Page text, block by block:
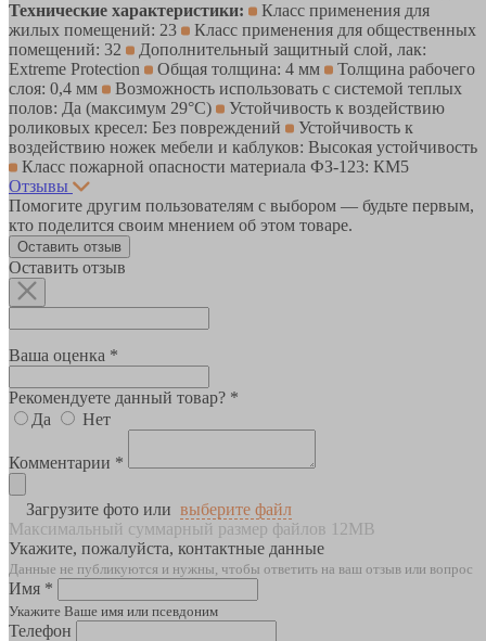
Технические характеристики:
Класс применения для
жилых помещений: 23
Класс применения для общественных
помещений: 32
Дополнительный защитный слой, лак:
Extreme Protection
Общая толщина: 4 мм
Толщина рабочего
слоя: 0,4 мм
Возможность использовать с системой теплых
полов: Да (максимум 29°C)
Устойчивость к воздействию
роликовых кресел: Без повреждений
Устойчивость к
воздействию ножек мебели и каблуков: Высокая устойчивость
Класс пожарной опасности материала ФЗ-123: КМ5
Отзывы
Помогите другим пользователям с выбором — будьте первым,
кто поделится своим мнением об этом товаре.
Оставить отзыв
Оставить отзыв
Ваша оценка *
Рекомендуете данный товар? *
Да
Нет
Комментарии *
Загрузите фото или выберите файл
Максимальный суммарный размер файлов 12MB
Укажите, пожалуйста, контактные данные
Данные не публикуются и нужны, чтобы ответить на ваш отзыв или вопрос
Имя *
Укажите Ваше имя или псевдоним
Телефон